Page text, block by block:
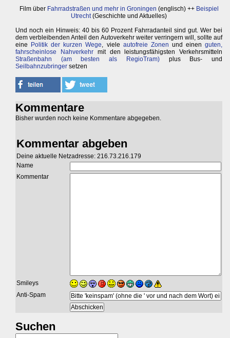
Film über Fahrradstraßen und mehr in Groningen (englisch) ++ Beispiel
Utrecht(Geschichte und Aktuelles)
Und noch ein Hinweis: 40 bis 60 Prozent Fahrradanteil sind gut. Wer bei
dem verbleibenden Anteil den Autoverkehr weiter verringern will, sollte auf
eine
Politik der kurzen Wege, viele autofreie Zonen und einenguten,
fahrscheinlose Nahverkehrmit den leistungsfähigsten Verkehrsmitteln
Straßenbahn (am besten als RegioTram)plus Bus- und
Seilbahnzubringer setzen
Kommentare
Bisher wurden noch keine Kommentare abgegeben.
Kommentar abgeben
Deine aktuelle Netzadresse: 216.73.216.179
Name
Kommentar
Smileys
Anti-Spam
Suchen